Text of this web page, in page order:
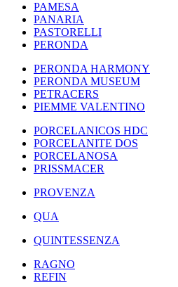
PAMESA
PANARIA
PASTORELLI
PERONDA
PERONDA HARMONY
PERONDA MUSEUM
PETRACERS
PIEMME VALENTINO
PORCELANICOS HDC
PORCELANITE DOS
PORCELANOSA
PRISSMACER
PROVENZA
QUA
QUINTESSENZA
RAGNO
REFIN